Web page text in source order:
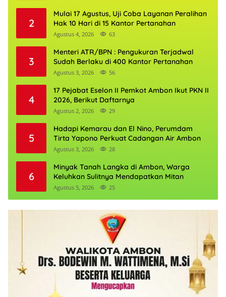
2
Mulai 17 Agustus, Uji Coba Layanan Peralihan
Hak 10 Hari di 15 Kantor Pertanahan
Agustus 4, 2026 63
3
Menteri ATR/BPN : Pengukuran Terjadwal
Sudah Berlaku di 400 Kantor Pertanahan
Agustus 3, 2026 56
4
17 Pejabat Eselon II Pemkot Ambon Ikut PKN II
2026, Berikut Daftarnya
Agustus 2, 2026 29
5
Hadapi Kemarau dan El Nino, Perumdam
Tirta Yapono Perkuat Cadangan Air Ambon
Agustus 3, 2026 28
6
Minyak Tanah Langka di Ambon, Warga
Keluhkan Sulitnya Mendapatkan Mitan
Agustus 5, 2026 25